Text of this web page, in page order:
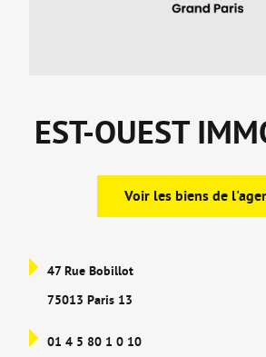
EST-OUEST
Voir les biens de
47 Rue Bobillot
75013 Paris 13
01 4 5 80 1 0 10